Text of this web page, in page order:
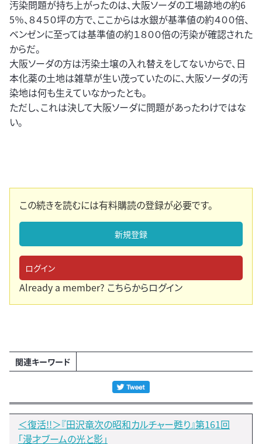
汚染問題が持ち上がったのは、大阪ソーダの工場跡地の約6
5％、８４５０坪の方で、ここからは水銀が基準値の約４００倍、
ベンゼンに至っては基準値の約１８００倍の汚染が確認された
からだ。
大阪ソーダの方は汚染土壌の入れ替えをしてないからで、日
本化薬の土地は雑草が生い茂っていたのに、大阪ソーダの汚
染地は何も生えていなかったとも。
ただし、これは決して大阪ソーダに問題があったわけではな
い。
この続きを読むには有料購読の登録が必要です。
新規登録
ログイン
Already a member? こちらからログイン
関連キーワード
＜復活!!＞『田沢竜次の昭和カルチャー甦り』第161回
「漫才ブームの光と影」